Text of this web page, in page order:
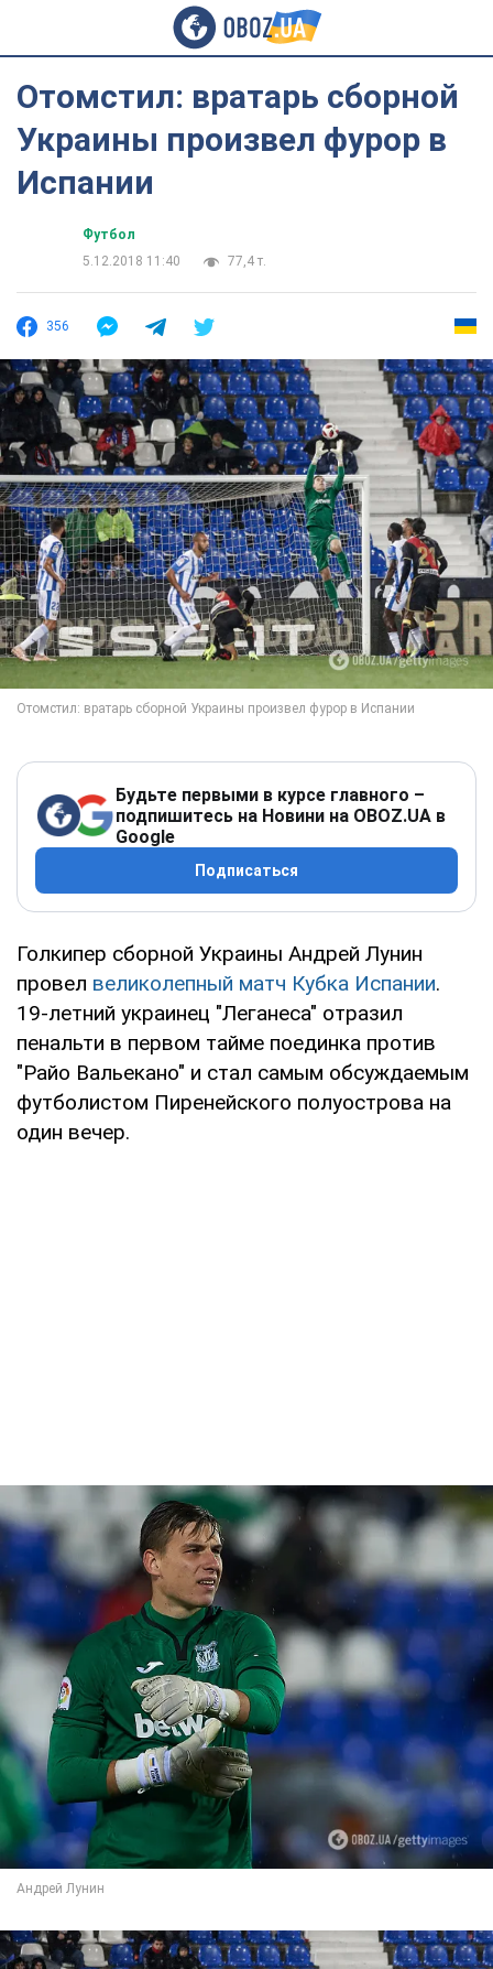
Отомстил: вратарь сборной
Украины произвел фурор в
Испании
Футбол
5.12.2018 11:40
77,4 т.
356
Будьте первыми в курсе главного –
подпишитесь на Новини на OBOZ.UA в
Google
Подписаться
Голкипер сборной Украины Андрей Лунин
провел великолепный матч Кубка Испании.
19-летний украинец "Леганеса" отразил
пенальти в первом тайме поединка против
"Райо Вальекано" и стал самым обсуждаемым
футболистом Пиренейского полуострова на
один вечер.